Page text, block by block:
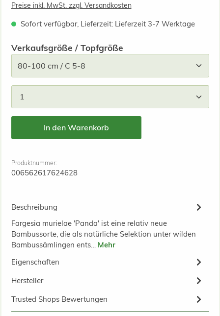
Preise inkl. MwSt. zzgl. Versandkosten
Sofort verfügbar, Lieferzeit: Lieferzeit 3-7 Werktage
Verkaufsgröße / Topfgrößeauswählen
In den Warenkorb
Produktnummer:
006562617624628
Beschreibung
Fargesia murielae 'Panda' ist eine relativ neue
Bambussorte, die als natürliche Selektion unter wilden
Bambussämlingen ents… Mehr
Eigenschaften
Hersteller
Trusted Shops Bewertungen